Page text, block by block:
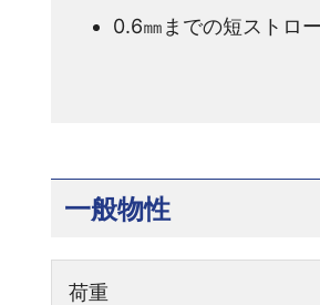
0.6㎜までの短ストロ
一般物性
荷重